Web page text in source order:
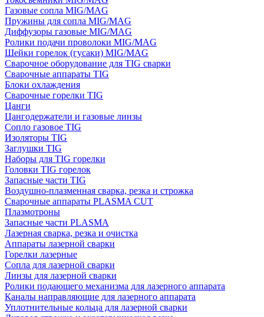
Газовые сопла MIG/MAG
Пружины для сопла MIG/MAG
Диффузоры газовые MIG/MAG
Ролики подачи проволоки MIG/MAG
Шейки горелок (гусаки) MIG/MAG
Сварочное оборудование для TIG сварки
Сварочные аппараты TIG
Блоки охлаждения
Сварочные горелки TIG
Цанги
Цангодержатели и газовые линзы
Сопло газовое TIG
Изоляторы TIG
Заглушки TIG
Наборы для TIG горелки
Головки TIG горелок
Запасные части TIG
Воздушно-плазменная сварка, резка и строжка
Сварочные аппараты PLASMA CUT
Плазмотроны
Запасные части PLASMA
Лазерная сварка, резка и очистка
Аппараты лазерной сварки
Горелки лазерные
Сопла для лазерной сварки
Линзы для лазерной сварки
Ролики подающего механизма для лазерного аппарата
Каналы направляющие для лазерного аппарата
Уплотнительные кольца для лазерной сварки